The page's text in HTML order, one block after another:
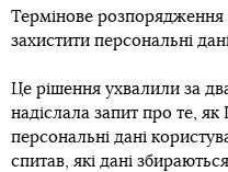
Термінове розпорядження
захистити персональні дані
Це рішення ухвалили за
надіслала запит про те,
персональні дані
спитав, які дані